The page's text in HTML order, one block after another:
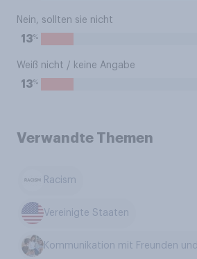
Nein, sollten sie nicht
13%
Weiß nicht / keine Angabe
13%
Verwandte Themen
Racism
Vereinigte Staaten
Kommunikation mit Freunden